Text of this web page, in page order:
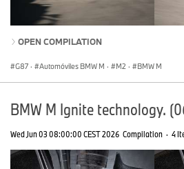
OPEN COMPILATION
G87 · Automóviles BMW M · M2 · BMW M
BMW M Ignite technology.
Wed Jun 03 08:00:00 CEST 2026 Compilation · 4